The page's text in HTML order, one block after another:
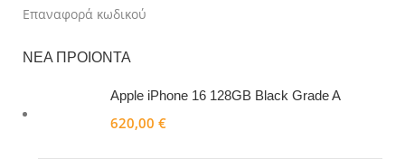
Επαναφορά κωδικού
ΝΕΑ ΠΡΟΙΟΝΤΑ
Apple iPhone 16 128GB Black Grade A
620,00 €